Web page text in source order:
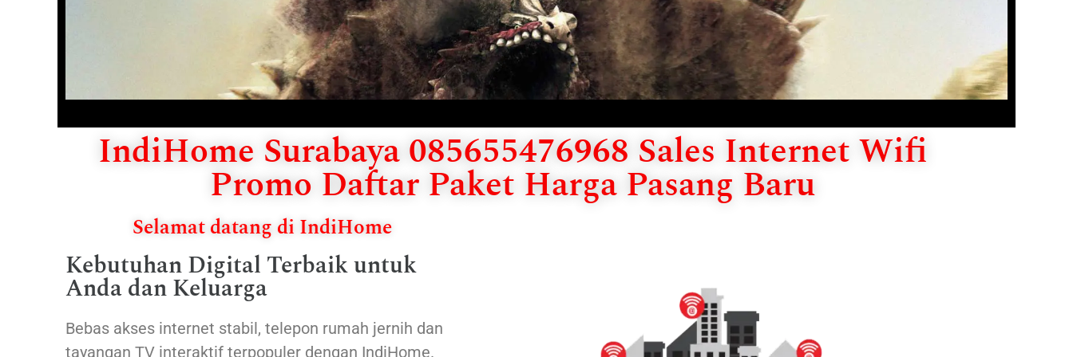
IndiHome Surabaya 085655476968 Sales Internet Wifi
Promo Daftar Paket Harga Pasang Baru
Selamat datang di IndiHome
Kebutuhan Digital Terbaik untuk
Anda dan Keluarga
Bebas akses internet stabil, telepon rumah jernih dan
tayangan TV interaktif terpopuler dengan IndiHome.